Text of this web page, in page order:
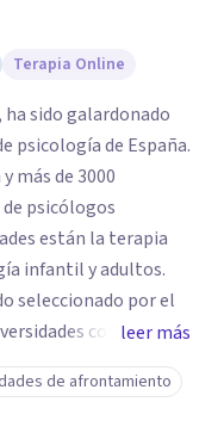
Terapia Online
psicología de España.
más de 3000
psicólogos
están la terapia
infantil y adultos.
seleccionado por el
como la
colabore en la
y psicólogos
Actualmente
leer más
de afrontamiento